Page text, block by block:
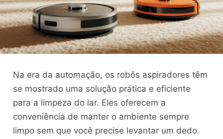
Na era da automação, os robôs aspiradores têm
se mostrado uma solução prática e eficiente
para a limpeza do lar. Eles oferecem a
conveniência de manter o ambiente sempre
limpo sem que você precise levantar um dedo.